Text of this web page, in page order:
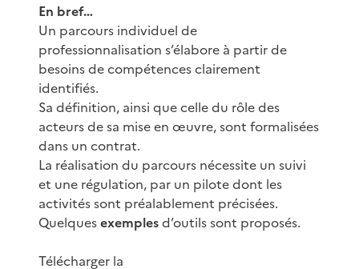
En bref…
Un parcours individuel de
professionnalisation s’élabore à partir de
besoins de compétences clairement
identifiés.
Sa définition, ainsi que celle du rôle des
acteurs de sa mise en œuvre, sont formalisées
dans un contrat.
La réalisation du parcours nécessite un suivi
et une régulation, par un pilote dont les
activités sont préalablement précisées.
Quelquesexemplesd’outils sont proposés.
Télécharger la